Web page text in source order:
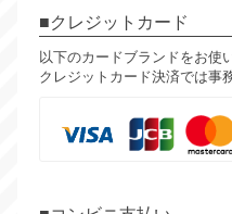
クレジットカード
以下のカードブランドをお使
クレジットカード決済では事